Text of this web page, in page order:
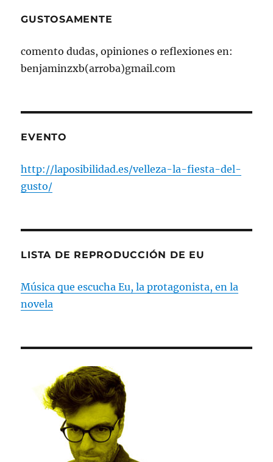
GUSTOSAMENTE
comento dudas, opiniones o reflexiones en:
benjaminzxb(arroba)gmail.com
EVENTO
http://laposibilidad.es/velleza-la-fiesta-del-
gusto/
LISTA DE REPRODUCCIÓN DE EU
Música que escucha Eu, la protagonista, en la
novela